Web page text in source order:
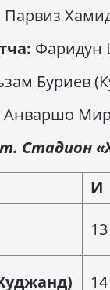
Парвиз
Фаридун
Буриев
Анваршо
Стадион
И
13
14